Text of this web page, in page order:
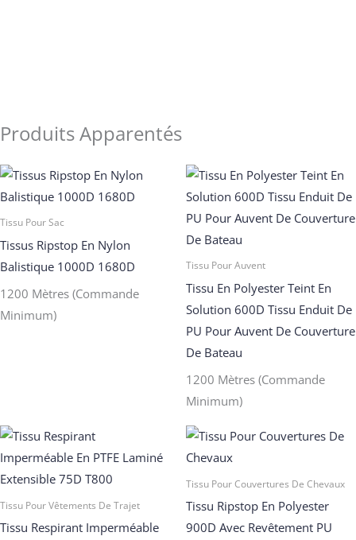
Produits Apparentés
Tissu Pour Sac
Tissus Ripstop En Nylon
Balistique 1000D 1680D
1200 Mètres (commande
Minimum)
Tissu Pour Auvent
Tissu En Polyester Teint En
Solution 600D Tissu Enduit De
PU Pour Auvent De Couverture
De Bateau
1200 Mètres (commande
Minimum)
Tissu Pour Vêtements De Trajet
Tissu Respirant Imperméable
Tissu Pour Couvertures De Chevaux
Tissu Ripstop En Polyester
900D Avec Revêtement PU